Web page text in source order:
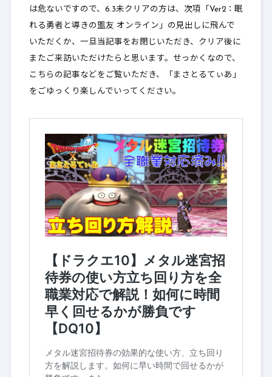
は危ないですので、6.3未クリアの方は、次項「Ver2：眠
れる勇者と導きの盟友 オンライン」の見出しに飛んで
いただくか、一旦当記事をお閉じいただき、クリア後に
またご来訪いただけたらと思います。せっかくなので、
こちらの記事などをご覧いただき、「まさとるてぃあ」
をごゆっくり楽しんでいってください。